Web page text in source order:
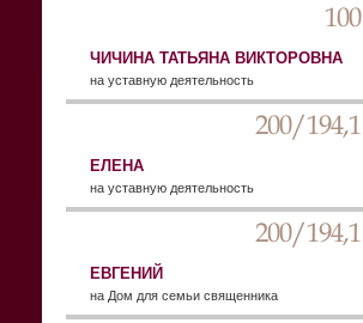
100
ЧИЧИНА ТАТЬЯНА ВИКТОРОВНА
на уставную деятельность
200/194,1
ЕЛЕНА
на уставную деятельность
200/194,1
ЕВГЕНИЙ
на Дом для семьи священника